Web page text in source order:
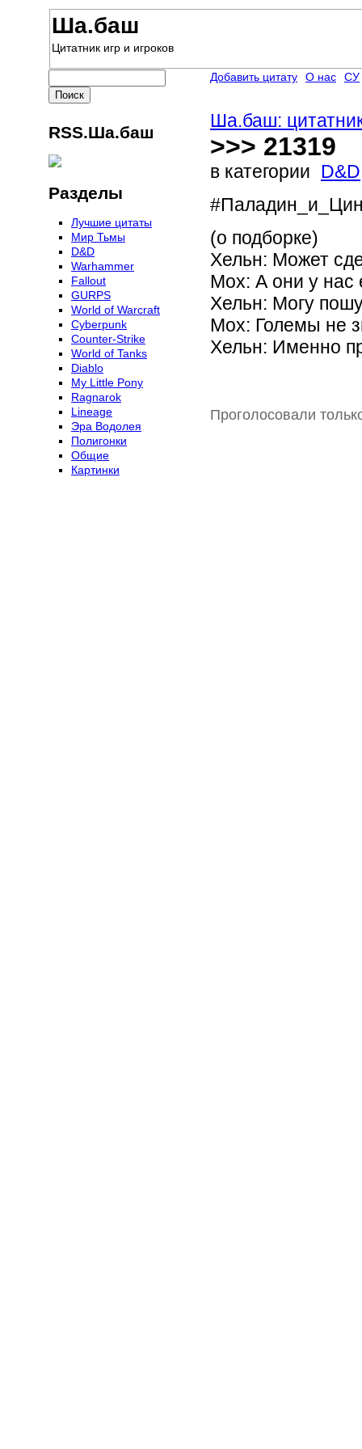
Ша.баш
Цитатник игр и игроков
Ша.баш:
>>> 21319
в категории D&D
(о подборке)
Хельн: Может
Мох: А они у нас
Хельн: Могу
Мох: Големы не
Хельн: Именно
Проголосовали
Добавить цитату О нас СУ
RSS.Ша.баш
Разделы
Лучшие цитаты
Мир Тьмы
D&D
Warhammer
Fallout
GURPS
World of Warcraft
Сyberpunk
Counter-Strike
World of Tanks
Diablo
My Little Pony
Ragnarok
Lineage
Эра Водолея
Полигонки
Общие
Картинки